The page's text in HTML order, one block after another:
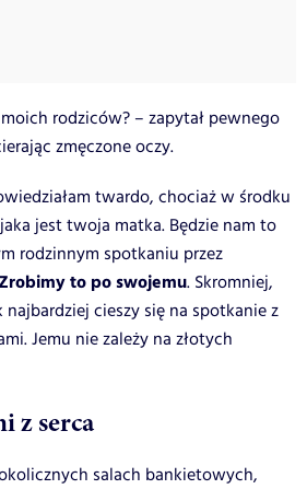
rodziców? – zapytał pewnego
zmęczone oczy.
twardo, chociaż w środku
jaka jest twoja matka. Będzie nam to
rodzinnym spotkaniu przez
Zrobimy to po swojemu. Skromniej,
cieszy się na spotkanie z
Jemu nie zależy na złotych
z serca
salach bankietowych,